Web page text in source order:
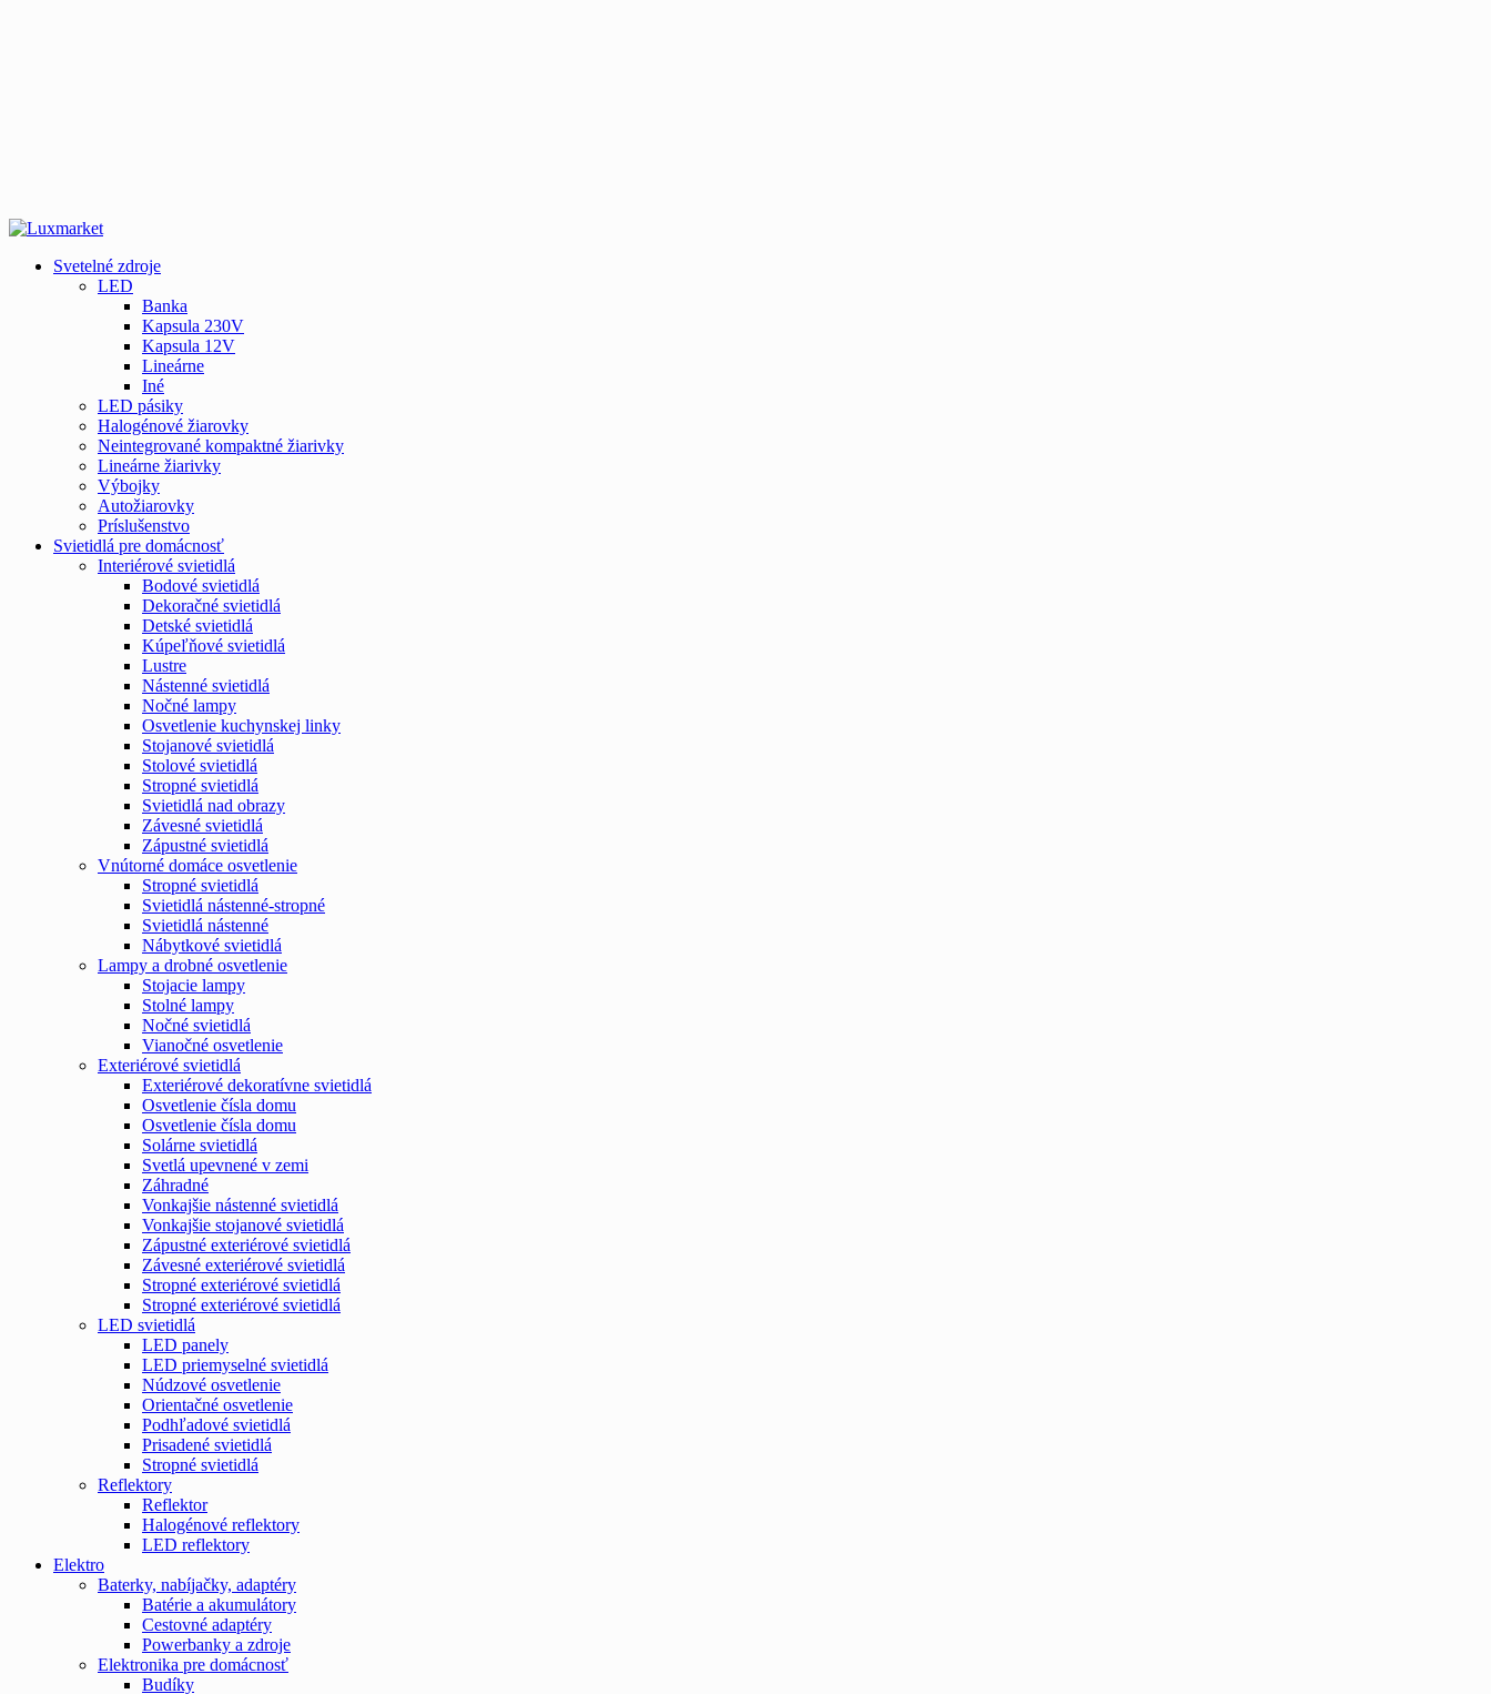
Svetelné zdroje
LED
Banka
Kapsula 230V
Kapsula 12V
Lineárne
Iné
LED pásiky
Halogénové žiarovky
Neintegrované kompaktné žiarivky
Lineárne žiarivky
Výbojky
Autožiarovky
Príslušenstvo
Svietidlá pre domácnosť
Interiérové svietidlá
Bodové svietidlá
Dekoračné svietidlá
Detské svietidlá
Kúpeľňové svietidlá
Lustre
Nástenné svietidlá
Nočné lampy
Osvetlenie kuchynskej linky
Stojanové svietidlá
Stolové svietidlá
Stropné svietidlá
Svietidlá nad obrazy
Závesné svietidlá
Zápustné svietidlá
Vnútorné domáce osvetlenie
Stropné svietidlá
Svietidlá nástenné-stropné
Svietidlá nástenné
Nábytkové svietidlá
Lampy a drobné osvetlenie
Stojacie lampy
Stolné lampy
Nočné svietidlá
Vianočné osvetlenie
Exteriérové svietidlá
Exteriérové dekoratívne svietidlá
Osvetlenie čísla domu
Osvetlenie čísla domu
Solárne svietidlá
Svetlá upevnené v zemi
Záhradné
Vonkajšie nástenné svietidlá
Vonkajšie stojanové svietidlá
Zápustné exteriérové svietidlá
Závesné exteriérové svietidlá
Stropné exteriérové svietidlá
Stropné exteriérové svietidlá
LED svietidlá
LED panely
LED priemyselné svietidlá
Núdzové osvetlenie
Orientačné osvetlenie
Podhľadové svietidlá
Prisadené svietidlá
Stropné svietidlá
Reflektory
Reflektor
Halogénové reflektory
LED reflektory
Elektro
Baterky, nabíjačky, adaptéry
Batérie a akumulátory
Cestovné adaptéry
Powerbanky a zdroje
Elektronika pre domácnosť
Budíky